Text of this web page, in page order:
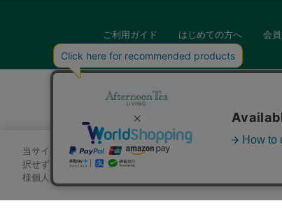
ご利用ガイド はじめての方へ 会
当サイトでは、サイトの利便性向上のためにクッキーを使用い
択せずにページを移動した場合、クッキーの使用に同意したこ
様個人を特定できる情報」は一切含まれておりません。詳細は